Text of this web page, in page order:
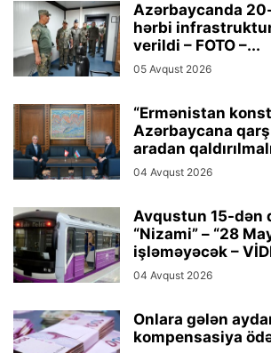
Azərbaycanda
hərbi
verildi – FOTO –...
05 Avqust 2026
“Ermənistan
Azərbaycana
aradan
04 Avqust 2026
Avqustun 15-dən
“Nizami” – “28
işləməyəcək –
04 Avqust 2026
Onlara gələn
kompensasiya